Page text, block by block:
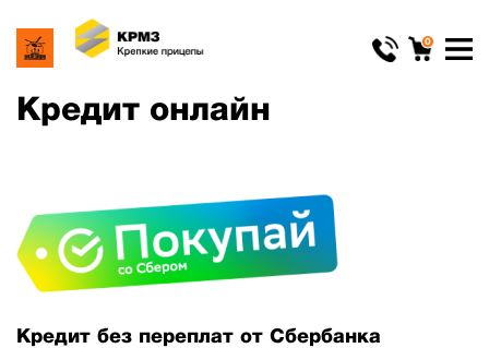
0
Кредит онлайн
Кредит без переплат от Сбербанка